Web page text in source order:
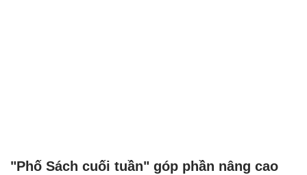
"Phố Sách cuối tuần" góp phần nâng cao